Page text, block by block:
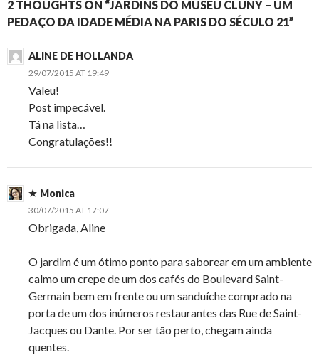
2 THOUGHTS ON “JARDINS DO MUSEU CLUNY – UM
PEDAÇO DA IDADE MÉDIA NA PARIS DO SÉCULO 21”
ALINE DE HOLLANDA
29/07/2015 AT 19:49
Valeu!
Post impecável.
Tá na lista…
Congratulações!!
Monica
30/07/2015 AT 17:07
Obrigada, Aline
O jardim é um ótimo ponto para saborear em um ambiente
calmo um crepe de um dos cafés do Boulevard Saint-
Germain bem em frente ou um sanduíche comprado na
porta de um dos inúmeros restaurantes das Rue de Saint-
Jacques ou Dante. Por ser tão perto, chegam ainda
quentes.